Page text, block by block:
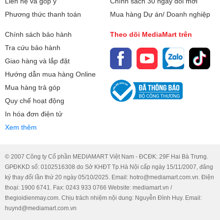
Phương thức thanh toán
Mua hàng Dự án/ Doanh nghiệp
Chính sách bảo hành
Tra cứu bảo hành
Giao hàng và lắp đặt
Hướng dẫn mua hàng Online
Mua hàng trả góp
Quy chế hoạt động
In hóa đơn điện tử
Xem thêm
Theo dõi MediaMart trên
© 2007 Công ty Cổ phần MEDIAMART Việt Nam - ĐCĐK: 29F Hai Bà Trưng.
GPĐKKD số: 0102516308 do Sở KHĐT Tp.Hà Nội cấp ngày 15/11/2007, đăng
ký thay đổi lần thứ 20 ngày 05/10/2025. Email: hotro@mediamart.com.vn. Điện
thoại: 1900 6741. Fax: 0243 933 0766 Website: mediamart.vn /
thegioidienmay.com. Chịu trách nhiệm nội dung: Nguyễn Đình Huy. Email:
huynd@mediamart.com.vn